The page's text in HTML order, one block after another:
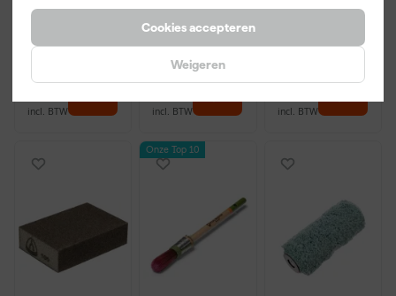
Cookies accepteren
Weigeren
250ml Sample
incl. BTW
Gold - 24mm
x 50m
bezorgd
incl. BTW
0,5L + 5
incl. BTW
Onze Top 10